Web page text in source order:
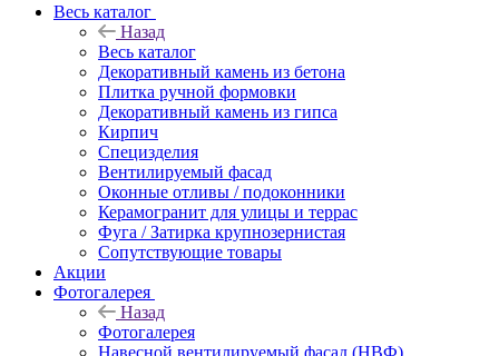
Весь каталог
Назад
Весь каталог
Декоративный камень из бетона
Плитка ручной формовки
Декоративный камень из гипса
Кирпич
Специзделия
Вентилируемый фасад
Оконные отливы / подоконники
Керамогранит для улицы и террас
Фуга / Затирка крупнозернистая
Сопутствующие товары
Акции
Фотогалерея
Назад
Фотогалерея
Навесной вентилируемый фасад (НВФ)